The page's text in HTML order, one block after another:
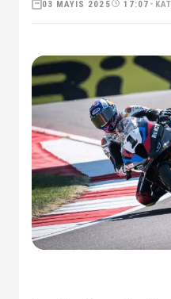
03 MAYIS 2025 17:07 •